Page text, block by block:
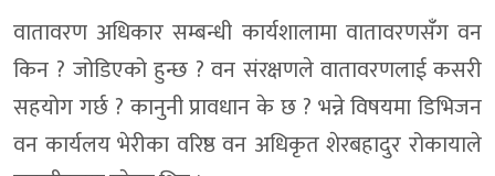
वातावरण अधिकार सम्बन्धी कार्यशालामा वातावरणसँंग वन
किन ? जोडिएको हुन्छ ? वन संरक्षणले वातावरणलाई कसरी
सहयोग गर्छ ? कानुनी प्रावधान के छ ? भन्ने विषयमा डिभिजन
वन कार्यलय भेरीका वरिष्ठ वन अधिकृत शेरबहादुर रोकायाले